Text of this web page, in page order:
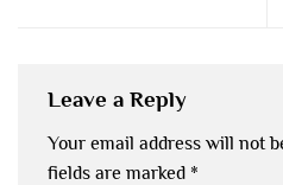
Leave a Reply
Your email address will not
fields are marked *